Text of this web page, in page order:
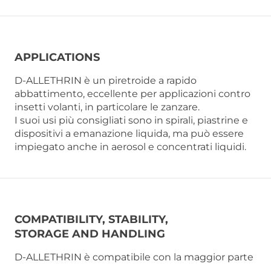
APPLICATIONS
D-ALLETHRIN è un piretroide a rapido
abbattimento, eccellente per applicazioni contro
insetti volanti, in particolare le zanzare.
I suoi usi più consigliati sono in spirali, piastrine e
dispositivi a emanazione liquida, ma può essere
impiegato anche in aerosol e concentrati liquidi.
COMPATIBILITY, STABILITY,
STORAGE AND HANDLING
D-ALLETHRIN è compatibile con la maggior parte